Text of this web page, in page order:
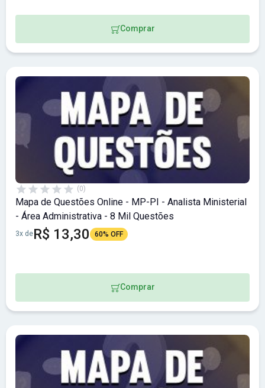
Comprar
(0)
Mapa de Questões Online - MP-PI - Analista Ministerial
- Área Administrativa - 8 Mil Questões
3x deR$ 13,30 60% OFF
Comprar